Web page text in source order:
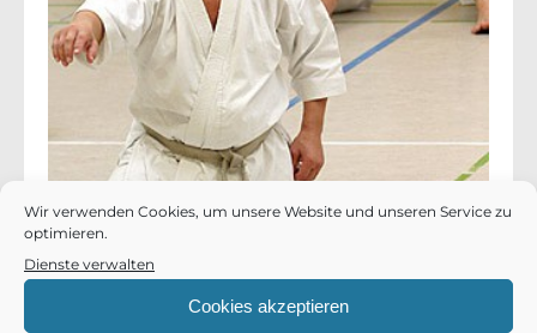
Wir verwenden Cookies, um unsere Website und unseren Service zu
optimieren.
Dienste verwalten
Cookies akzeptieren